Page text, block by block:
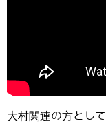
大村関連の方とし